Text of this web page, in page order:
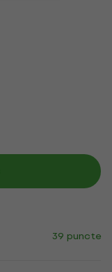
39 puncte